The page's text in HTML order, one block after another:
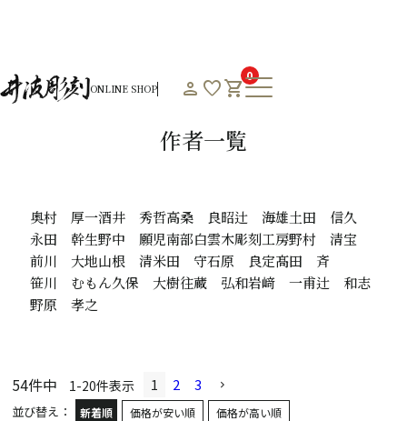
ONLINE SHOP person favoriteshopping_cart
0
HOME
作者一覧
奥村 厚一酒井 秀哲高桑 良昭辻 海雄土田 信久
永田 幹生野中 願児南部白雲木彫刻工房野村 清宝
前川 大地山根 清米田 守石原 良定髙田 斉
笹川 むもん久保 大樹往蔵 弘和岩﨑 一甫辻 和志
野原 孝之
並び替え 新着順 価格が安い順 価格が高い順
54件中 1-20件表示 1 2 3